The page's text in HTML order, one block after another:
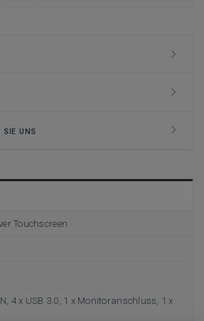
SIE UNS
Touchscreen
4 x USB 3.0, 1 x Monitoranschluss, 1 x